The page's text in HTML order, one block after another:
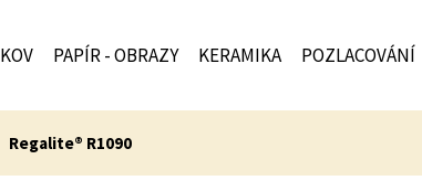
KOV PAPÍR - OBRAZY KERAMIKA POZLACOVÁNÍ
Regalite® R1090